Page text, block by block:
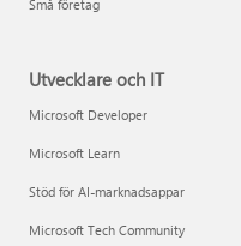
Små företag
Utvecklare och IT
Microsoft Developer
Microsoft Learn
Stöd för AI-marknadsappar
Microsoft Tech Community